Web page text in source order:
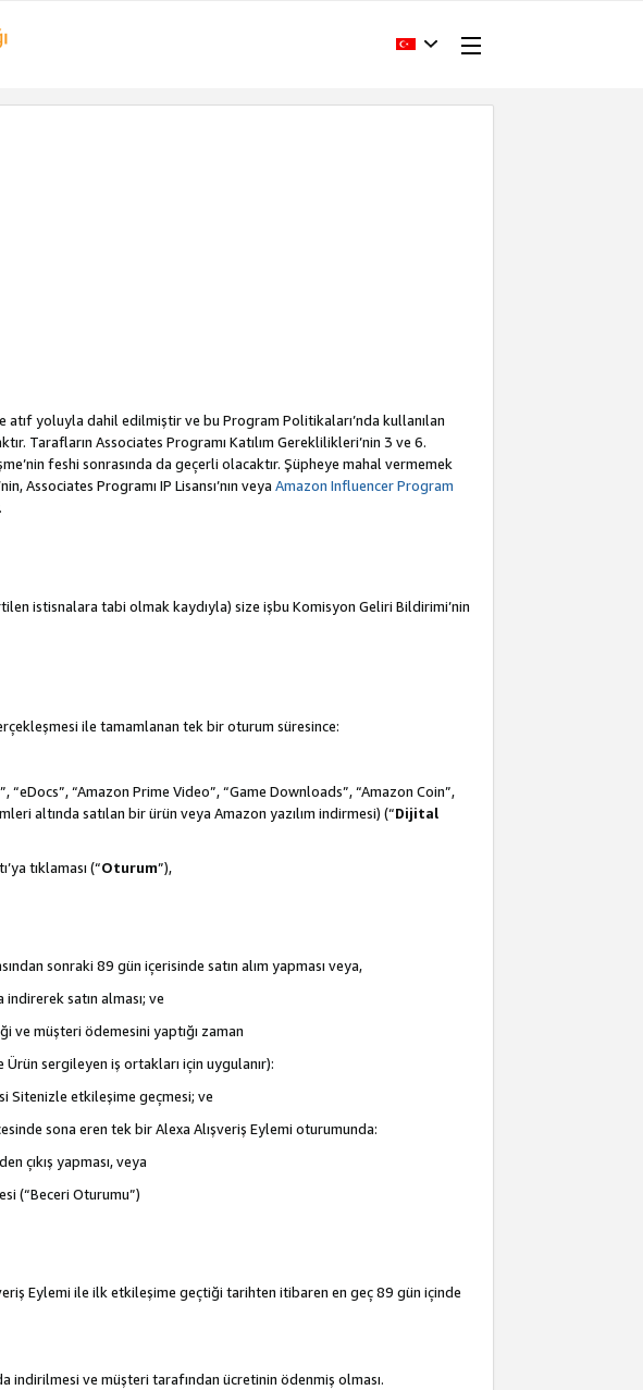
atıf yoluyla dahil edilmiştir ve bu Program Politikaları’nda kullanılan
Tarafların Associates Programı Katılım Gereklilikleri’nin 3 ve 6.
feshi sonrasında da geçerli olacaktır. Şüpheye mahal vermemek
Associates Programı IP Lisansı’nın veya Amazon Influencer Program
istisnalara tabi olmak kaydıyla) size işbu Komisyon Geliri Bildirimi’nin
ile tamamlanan tek bir oturum süresince:
“Amazon Prime Video”, “Game Downloads”, “Amazon Coin”,
altında satılan bir ürün veya Amazon yazılım indirmesi) (“Dijital
tıklaması (“Oturum”),
sonraki 89 gün içerisinde satın alım yapması veya,
satın alması; ve
ve müşteri ödemesini yaptığı zaman
sergileyen iş ortakları için uygulanır):
Sitenizle etkileşime geçmesi; ve
sona eren tek bir Alexa Alışveriş Eylemi oturumunda:
çıkış yapması, veya
(“Beceri Oturumu”)
Eylemi ile ilk etkileşime geçtiği tarihten itibaren en geç 89 gün içinde
indirilmesi ve müşteri tarafından ücretinin ödenmiş olması.